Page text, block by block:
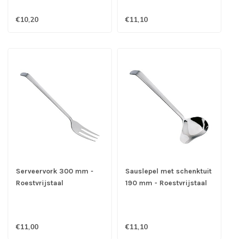
€10,20 €11,10
Serveervork 300 mm -
Roestvrijstaal
€11,00
Sauslepel met schenktuit
190 mm - Roestvrijstaal
€11,10